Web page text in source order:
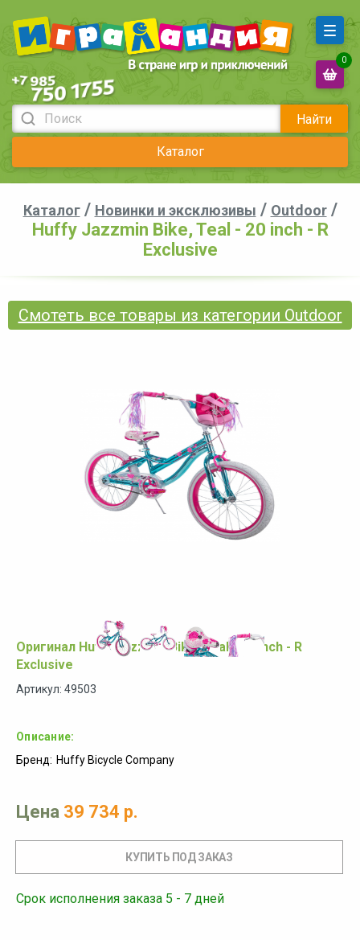
Найти
Каталог
0
Каталог/ Новинки и эксклюзивы / Outdoor/
Huffy Jazzmin Bike, Teal - 20 inch - R
Exclusive
Смотеть все товары из категории Outdoor
Оригинал Huffy Jazzmin Bike, Teal - 20 inch - R
Exclusive
Артикул: 49503
Описание:
Бренд: Huffy Bicycle Company
Цена 39 734 р.
Срок исполнения заказа 5 - 7 дней